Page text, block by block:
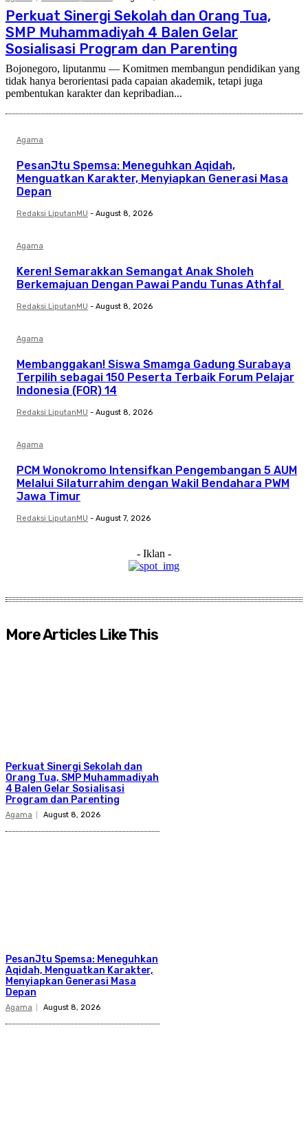
Perkuat Sinergi Sekolah dan Orang Tua,
SMP Muhammadiyah 4 Balen Gelar
Sosialisasi Program dan Parenting
Bojonegoro, liputanmu — Komitmen membangun pendidikan yang
tidak hanya berorientasi pada capaian akademik, tetapi juga
pembentukan karakter dan kepribadian...
Agama
PesanJtu Spemsa: Meneguhkan Aqidah,
Menguatkan Karakter, Menyiapkan Generasi Masa
Depan
Redaksi LiputanMU - August 8, 2026
Agama
Keren! Semarakkan Semangat Anak Sholeh
Berkemajuan Dengan Pawai Pandu Tunas Athfal
Redaksi LiputanMU - August 8, 2026
Agama
Membanggakan! Siswa Smamga Gadung Surabaya
Terpilih sebagai 150 Peserta Terbaik Forum Pelajar
Indonesia (FOR) 14
Redaksi LiputanMU - August 8, 2026
Agama
PCM Wonokromo Intensifkan Pengembangan 5 AUM
Melalui Silaturrahim dengan Wakil Bendahara PWM
Jawa Timur
Redaksi LiputanMU - August 7, 2026
- Iklan -
More Articles Like This
Perkuat Sinergi Sekolah dan
Orang Tua, SMP Muhammadiyah
4 Balen Gelar Sosialisasi
Program dan Parenting
Agama August 8, 2026
PesanJtu Spemsa: Meneguhkan
Aqidah, Menguatkan Karakter,
Menyiapkan Generasi Masa
Depan
Agama August 8, 2026